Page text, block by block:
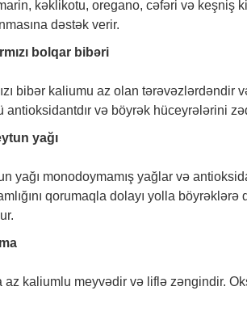
kəklikotu, oregano, cəfəri və keşniş
dəstək verir.
bolqar bibəri
bibər kaliumu az olan
antioksidantdır və böyrək hüceyrələrini
yağı
yağı monodoymamış yağlar və
qorumaqla dolayı yolla
az kaliumlu meyvədir və liflə zəngindir.